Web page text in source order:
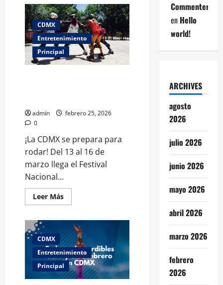
Vans
Warped
Tour
México
2026:
Revelan
cartel
oficial
y
CDMX
Entretenimiento
Principal
admin
febrero 25, 2026
0
¡La CDMX se prepara para
rodar! Del 13 al 16 de
marzo llega el Festival
Nacional...
Leer MásLeer
más
Festival
Nacional
Roller
CDMX
2026:
fecha,
rutas,
retos
y
CDMX
Entretenimiento
Principal
Commenter
en Hello
world!
ARCHIVES
agosto
2026
julio 2026
junio 2026
mayo 2026
abril 2026
marzo 2026
febrero
2026